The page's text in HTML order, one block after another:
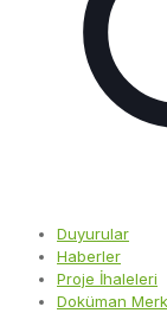
Duyurular
Haberler
Proje İhaleleri
Doküman